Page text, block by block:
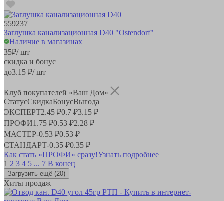
559237
Заглушка канализационная D40 "Ostendorf"
Наличие в магазинах
35₽/ шт
скидка и бонус
до3.15 ₽/ шт
Клуб покупателей «Ваш Дом»
СтатусСкидкаБонусВыгода
ЭКСПЕРТ2.45 ₽0.7 ₽3.15 ₽
ПРОФИ1.75 ₽0.53 ₽2.28 ₽
МАСТЕР-0.53 ₽0.53 ₽
СТАНДАРТ-0.35 ₽0.35 ₽
Как стать «ПРОФИ» сразу!Узнать подробнее
1 2 3 4 5 ... 7 В конец
Загрузить ещё (20)
Хиты продаж